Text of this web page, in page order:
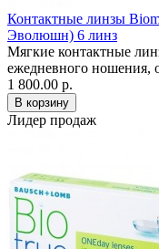
Контактные линзы
Эволюшн) 6 линз
Мягкие контактные
ежедневного ношения,
1 800.00 р.
Лидер продаж